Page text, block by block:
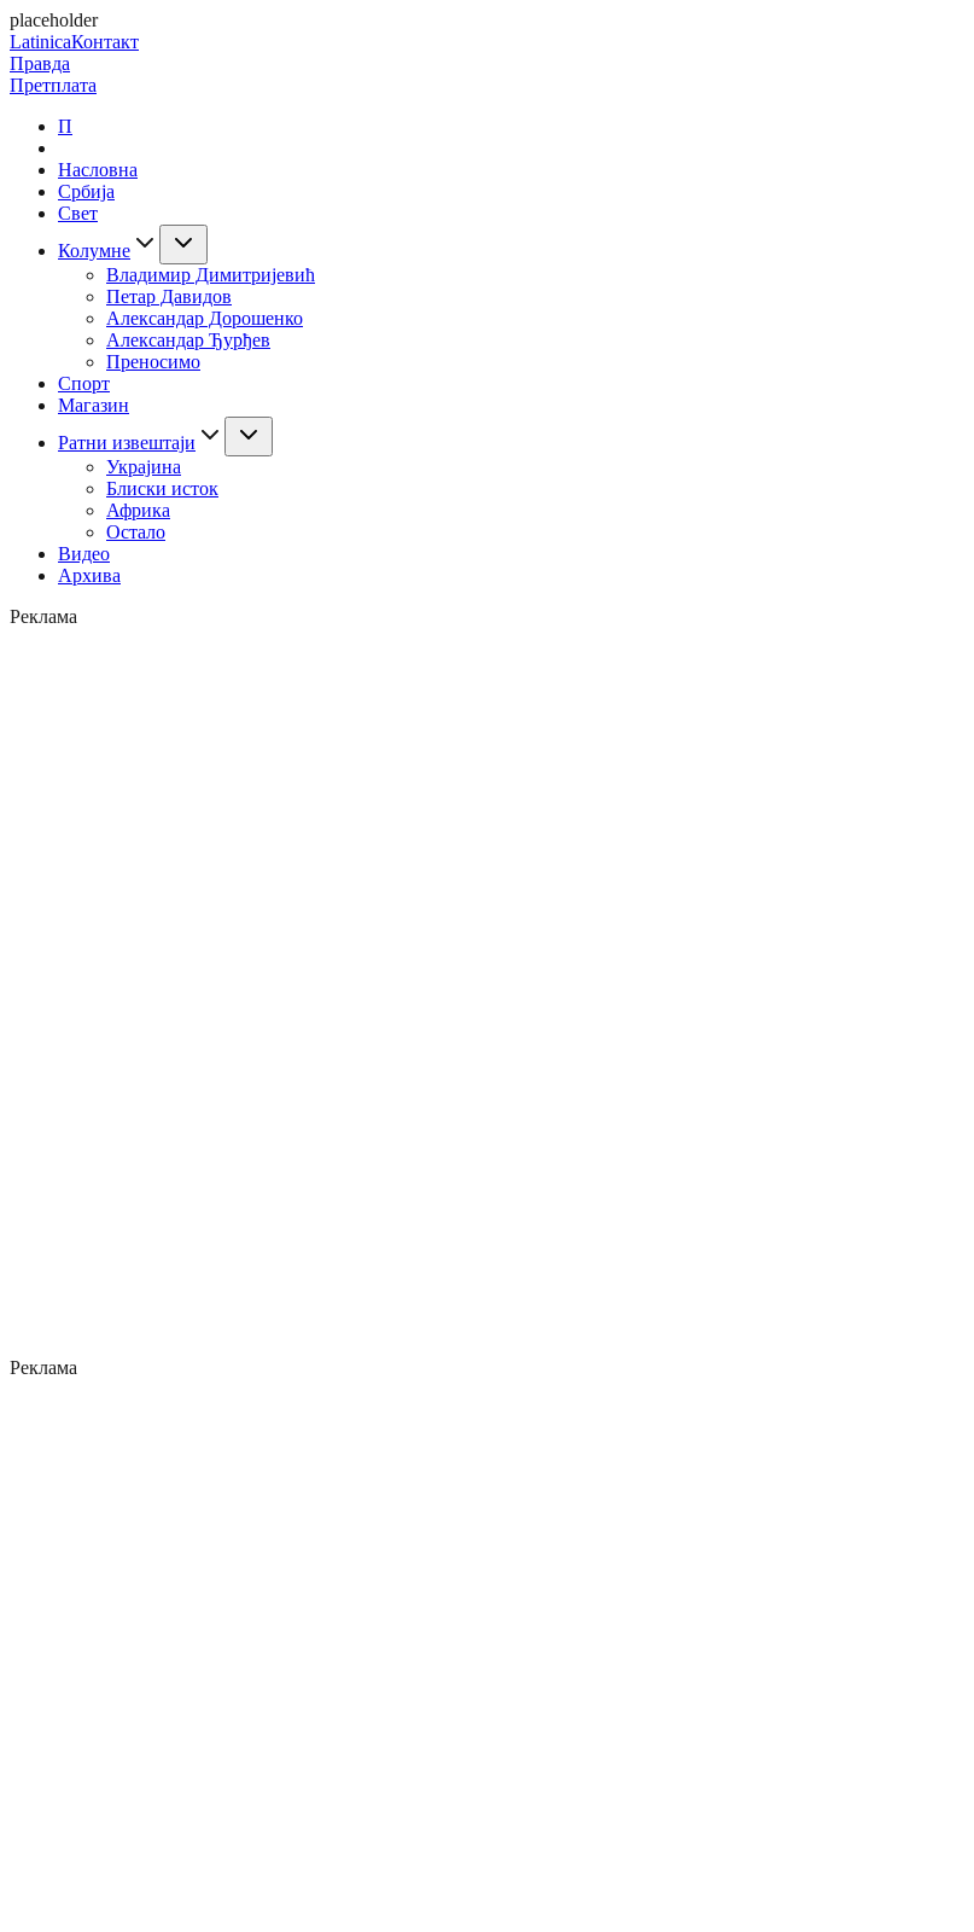
placeholder
LatinicaКонтакт
Правда
Претплата
П
Насловна
Србија
Свет
Колумне
Владимир Димитријевић
Петар Давидов
Александар Дорошенко
Александар Ђурђев
Преносимо
Спорт
Магазин
Ратни извештаји
Украјина
Блиски исток
Африка
Остало
Видео
Архива
Реклама
Реклама